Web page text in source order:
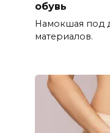
обувь
Намокшая под
материалов.